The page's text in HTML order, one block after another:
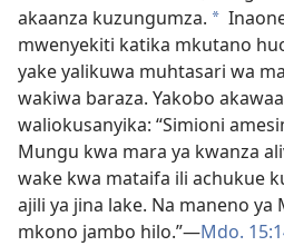
akaanza kuzungumza. a
mwenyekiti katika mkutano
yake yalikuwa muhtasari wa
wakiwa baraza. Yakobo
waliokusanyika: “Simioni
Mungu kwa mara ya kwanza
wake kwa mataifa ili achukue
ajili ya jina lake. Na maneno ya
mkono jambo hilo.”​—Mdo.